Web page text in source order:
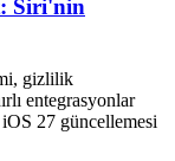
Siri'nin
gizlilik
entegrasyonlar
27 güncellemesi